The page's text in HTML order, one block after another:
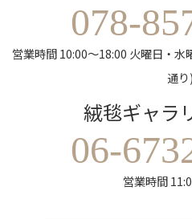
078-
営業時間 10:00～18:00 火曜日・
通り)
絨毯ギャラ
06-
営業時間